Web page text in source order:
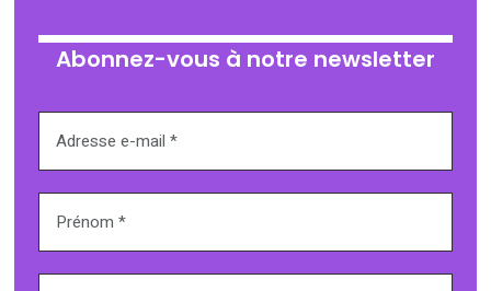
Abonnez-vous à notre newsletter